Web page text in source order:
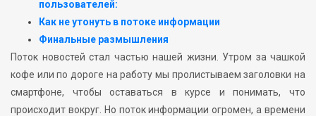
пользователей:
Как не утонуть в потоке информации
Финальные размышления
Поток новостей стал частью нашей жизни. Утром за чашкой
кофе или по дороге на работу мы пролистываем заголовки на
смартфоне, чтобы оставаться в курсе и понимать, что
происходит вокруг. Но поток информации огромен, а времени